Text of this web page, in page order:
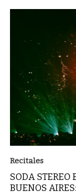
Recitales
SODA
BUENOS AIRES: